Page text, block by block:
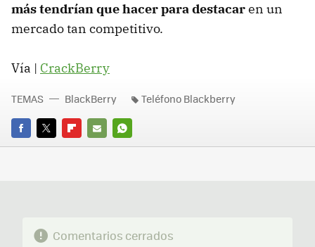
más tendrían que hacer para destacaren un
mercado tan competitivo.
Vía | CrackBerry
FACEBOOK
TWITTERFLIPBOARD
E-
WHATSAPP
TEMAS BlackBerry Teléfono Blackberry
Comentarios cerrados